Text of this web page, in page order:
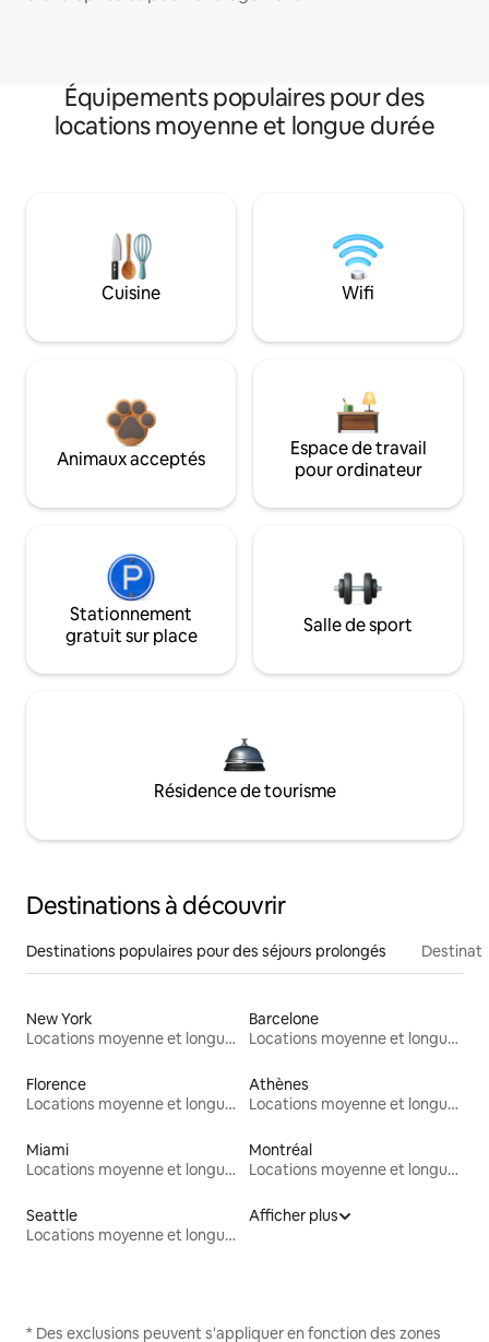
Équipements populaires pour des
locations moyenne et longue durée
Cuisine Wifi
Animaux acceptés
Espace de travail
pour ordinateur
Stationnement
gratuit sur place
Salle de sport
Résidence de tourisme
Destinations à découvrir
Destinations populaires pour des séjours prolongés
New York
Locations moyenne et longue durée
Barcelone
Locations moyenne et longue durée
Florence
Locations moyenne et longue durée
Athènes
Locations moyenne et longue durée
Miami
Locations moyenne et longue durée
Montréal
Locations moyenne et longue durée
Seattle
Locations moyenne et longue durée
Afficher plus
* Des exclusions peuvent s'appliquer en fonction des zones